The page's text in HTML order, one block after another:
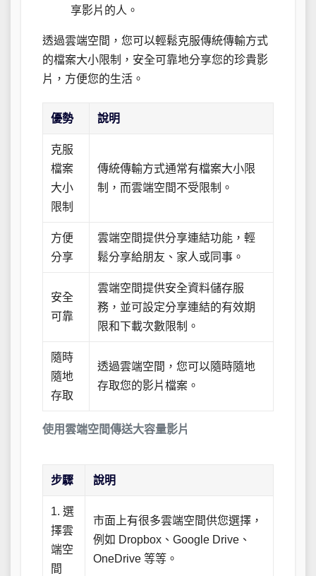
享影片的人。
透過雲端空間，您可以輕鬆克服傳統傳輸方式
的檔案大小限制，安全可靠地分享您的珍貴影
片，方便您的生活。
使用雲端空間傳送大容量影片
優勢 說明
克服
檔案
大小
限制
傳統傳輸方式通常有檔案大小限
制，而雲端空間不受限制。
方便
分享
雲端空間提供分享連結功能，輕
鬆分享給朋友、家人或同事。
安全
可靠
雲端空間提供安全資料儲存服
務，並可設定分享連結的有效期
限和下載次數限制。
隨時
隨地
存取
透過雲端空間，您可以隨時隨地
存取您的影片檔案。
步驟 說明
1. 選
擇雲
端空
間
市面上有很多雲端空間供您選擇，
例如 Dropbox、Google Drive、
OneDrive 等等。